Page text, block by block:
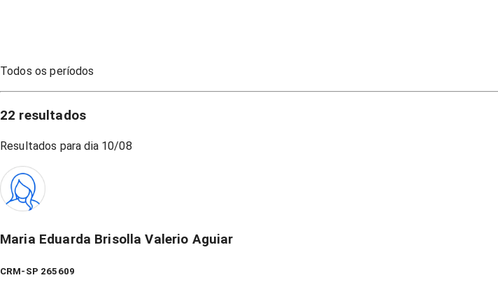
Todos os períodos
22 resultados
Resultados para dia 10/08
Maria Eduarda Brisolla Valerio Aguiar
CRM-SP 265609